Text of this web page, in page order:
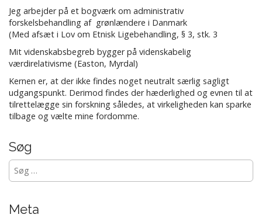
Jeg arbejder på et bogværk om administrativ
forskelsbehandling af grønlændere i Danmark
(Med afsæt i Lov om Etnisk Ligebehandling, § 3, stk. 3
Mit videnskabsbegreb bygger på videnskabelig
værdirelativisme (Easton, Myrdal)
Kernen er, at der ikke findes noget neutralt særlig sagligt
udgangspunkt. Derimod findes der hæderlighed og evnen til at
tilrettelægge sin forskning således, at virkeligheden kan sparke
tilbage og vælte mine fordomme.
Søg
Søg
efter:
Meta